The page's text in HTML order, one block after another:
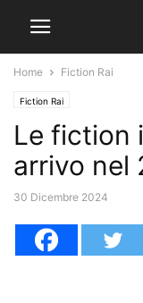
Home Fiction Rai
Fiction Rai
Le fiction
arrivo nel
30 Dicembre 2024